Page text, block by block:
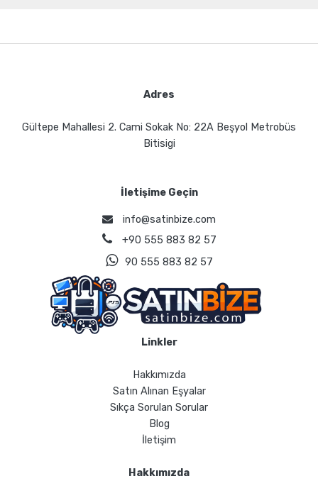
Adres
Gültepe Mahallesi 2. Cami Sokak No: 22A Beşyol Metrobüs
Bitisigi
İletişime Geçin
info@satinbize.com
+90 555 883 82 57
90 555 883 82 57
Linkler
Hakkımızda
Satın Alınan Eşyalar
Sıkça Sorulan Sorular
Blog
İletişim
Hakkımızda